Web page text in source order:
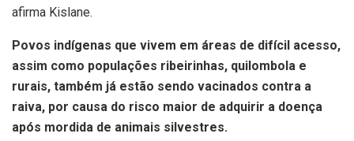
afirma Kislane.
Povos indígenas que vivem em áreas de difícil acesso,
assim como populações ribeirinhas, quilombola e
rurais, também já estão sendo vacinados contra a
raiva, por causa do risco maior de adquirir a doença
após mordida de animais silvestres.